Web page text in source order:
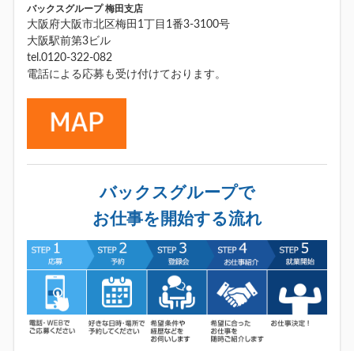
バックスグループ 梅田支店
大阪府大阪市北区梅田1丁目1番3-3100号
大阪駅前第3ビル
tel.0120-322-082
電話による応募も受け付けております。
バックスグループで
お仕事を開始する流れ